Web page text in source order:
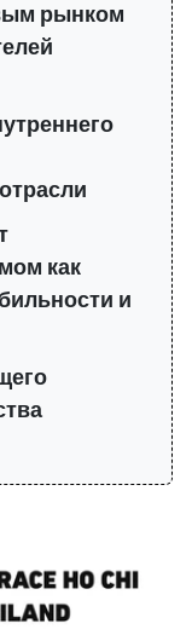
рынком
как
и